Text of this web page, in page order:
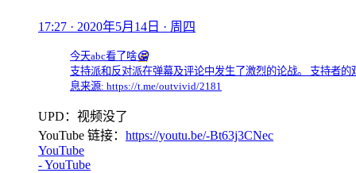
17:27 · 2020年5月14日 · 周四
今天abc看了啥🤔
支持派和反对派在弹幕及评论中发生了激烈的论战。 支持者
息来源: https://t.me/outvivid/2181
UPD：视频没了
YouTube 链接： https://youtu.be/-Bt63j3CNec
YouTube
- YouTube